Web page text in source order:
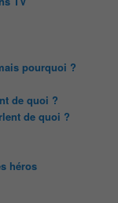
pourquoi ?
de quoi ?
de quoi ?
héros